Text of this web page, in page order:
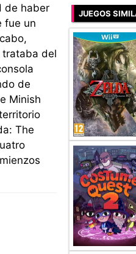
de haber
fue un
trataba del
de
Minish
The
JUEGOS